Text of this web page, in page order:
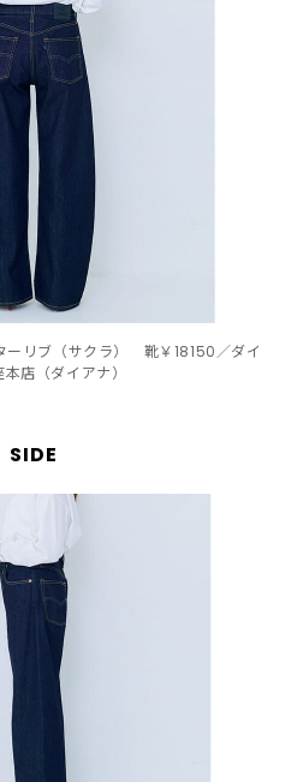
リブ（サクラ） 靴￥18150／ダイ
店（ダイアナ）
SIDE